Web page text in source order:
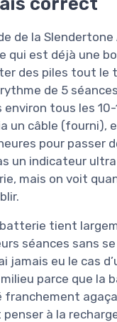
de la Slendertone
qui est déjà une
des piles tout le
de 5
environ tous les 10-
un câble (fourni),
pour passer
un indicateur
mais on voit
tient
séances sans
jamais eu le cas
parce que la
franchement
à la